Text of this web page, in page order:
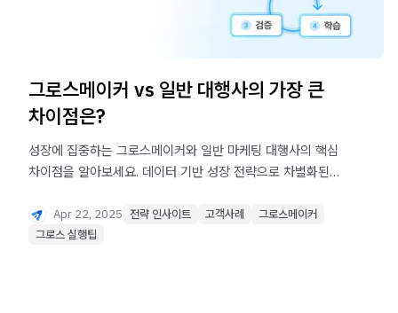
그로스메이커 vs 일반 대행사의 가장 큰
차이점은?
성장에 집중하는 그로스메이커와 일반 마케팅 대행사의 핵심
차이점을 알아보세요. 데이터 기반 성장 전략으로 차별화된
Apr 22, 2025 전략 인사이트 고객사례
그로스메이커
그로스 실행팁